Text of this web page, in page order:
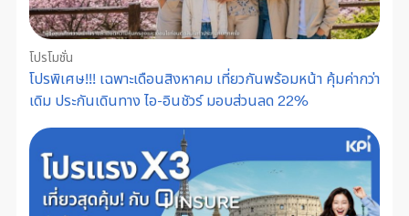
โปรโมชั่น
โปรพิเศษ!!! เฉพาะเดือนสิงหาคม เที่ยวกันพร้อมหน้า คุ้มค่ากว่า
เดิม ประกันเดินทาง ไอ-อินชัวร์ มอบส่วนลด 22%